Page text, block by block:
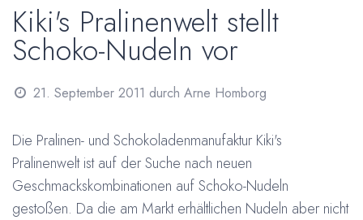
Kiki's Pralinenwelt stellt
Schoko-Nudeln vor
21. September 2011 durch Arne Homborg
Die Pralinen- und Schokoladenmanufaktur Kiki's
Pralinenwelt ist auf der Suche nach neuen
Geschmackskombinationen auf Schoko-Nudeln
gestoßen. Da die am Markt erhältlichen Nudeln aber nicht